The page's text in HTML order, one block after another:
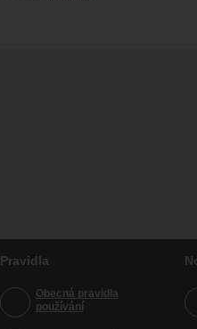
Pravidla
Obecná pravidla
používání